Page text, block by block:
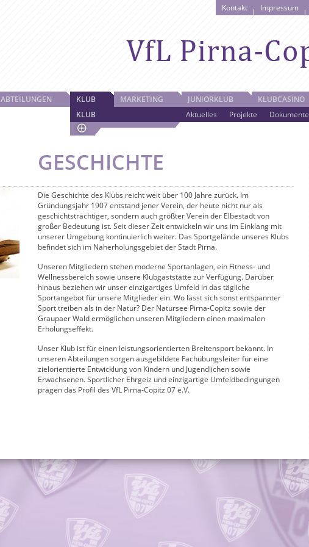
Kontakt Impressum
ABTEILUNGEN
KLUB
KLUB
Aktuelles Projekte Dokumente
MARKETING JUNIORKLUB KLUBCASINO
GESCHICHTE
Die Geschichte des Klubs reicht weit über 100 Jahre zurück. Im
Gründungsjahr 1907 entstand jener Verein, der heute nicht nur als
geschichtsträchtiger, sondern auch größter Verein der Elbestadt von
großer Bedeutung ist. Seit dieser Zeit entwickeln wir uns im Einklang mit
unserer Umgebung kontinuierlich weiter. Das Sportgelände unseres Klubs
befindet sich im Naherholungsgebiet der Stadt Pirna.
Unseren Mitgliedern stehen moderne Sportanlagen, ein Fitness- und
Wellnessbereich sowie unsere Klubgaststätte zur Verfügung. Darüber
hinaus beziehen wir unser einzigartiges Umfeld in das tägliche
Sportangebot für unsere Mitglieder ein. Wo lässt sich sonst entspannter
Sport treiben als in der Natur? Der Natursee Pirna-Copitz sowie der
Graupaer Wald ermöglichen unseren Mitgliedern einen maximalen
Erholungseffekt.
Unser Klub ist für einen leistungsorientierten Breitensport bekannt. In
unseren Abteilungen sorgen ausgebildete Fachübungsleiter für eine
zielorientierte Entwicklung von Kindern und Jugendlichen sowie
Erwachsenen. Sportlicher Ehrgeiz und einzigartige Umfeldbedingungen
prägen das Profil des VfL Pirna-Copitz 07 e.V.